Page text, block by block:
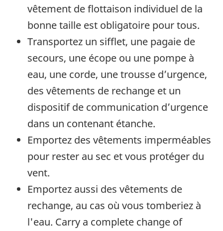
vêtement de flottaison individuel de la
bonne taille est obligatoire pour tous.
Transportez un sifflet, une pagaie de
secours, une écope ou une pompe à
eau, une corde, une trousse d’urgence,
des vêtements de rechange et un
dispositif de communication d’urgence
dans un contenant étanche.
Emportez des vêtements imperméables
pour rester au sec et vous protéger du
vent.
Emportez aussi des vêtements de
rechange, au cas où vous tomberiez à
l'eau. Carry a complete change of